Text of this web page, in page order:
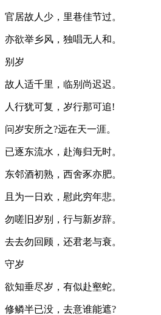
官居故人少，里巷佳节过。
亦欲举乡风，独唱无人和。
别岁
故人适千里，临别尚迟迟。
人行犹可复，岁行那可追!
问岁安所之?远在天一涯。
已逐东流水，赴海归无时。
东邻酒初熟，西舍豕亦肥。
且为一日欢，慰此穷年悲。
勿嗟旧岁别，行与新岁辞。
去去勿回顾，还君老与衰。
守岁
欲知垂尽岁，有似赴壑蛇。
修鳞半已没，去意谁能遮?